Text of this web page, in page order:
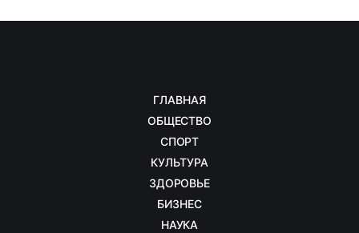
ГЛАВНАЯ
ОБЩЕСТВО
СПОРТ
КУЛЬТУРА
ЗДОРОВЬЕ
БИЗНЕС
НАУКА